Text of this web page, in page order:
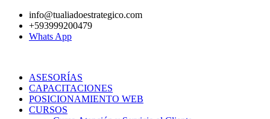
contenido
info@tualiadoestrategico.com
+593999200479
Whats App
ASESORÍAS
CAPACITACIONES
POSICIONAMIENTO WEB
CURSOS